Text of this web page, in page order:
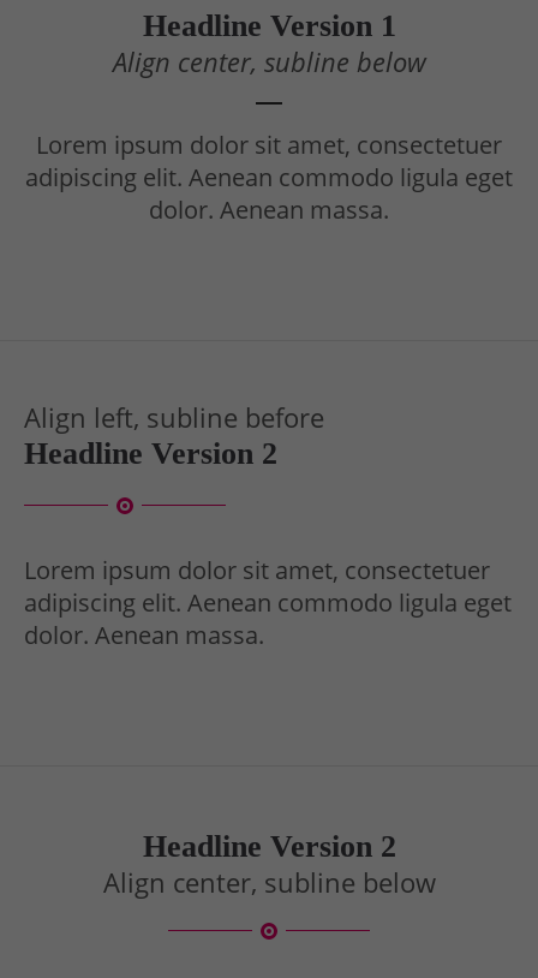
Drop us a line
info@yourdomain.com
Lorem ipsum dolor sit amet, consectetuer
adipiscing elit.
Headline Version 1
Align center, subline below
Lorem ipsum dolor sit amet, consectetuer
adipiscing elit. Aenean commodo ligula eget
dolor. Aenean massa.
Align left, subline before
Headline Version 2
Lorem ipsum dolor sit amet, consectetuer
adipiscing elit. Aenean commodo ligula eget
dolor. Aenean massa.
Headline Version 2
Align center, subline below